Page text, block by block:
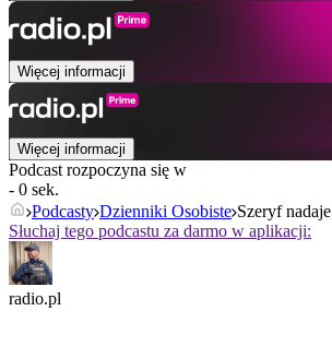
Więcej informacji
Więcej informacji
Podcast rozpoczyna się w
- 0 sek.
Podcasty Dzienniki Osobiste Szeryf nadaje
Słuchaj tego podcastu za darmo w aplikacji:
radio.pl